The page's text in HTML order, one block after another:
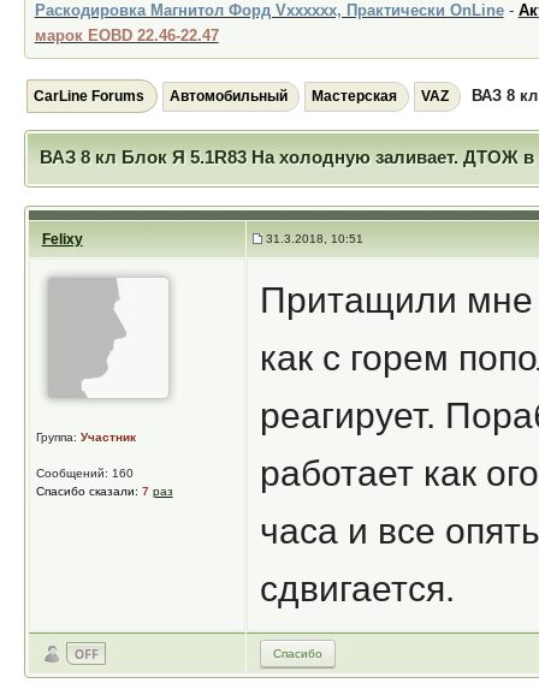
Раскодировка Магнитол Форд Vxxxxxx, Практически OnLine-
марок EOBD 22.46-22.47
CarLine Forums Автомобильный Мастерская VAZ ВАЗ 8
ВАЗ 8 кл Блок Я 5.1R83 На холодную заливает. ДТОЖ
Felixy 31.3.2018, 10:51
Группа: Участник
Сообщений: 160
Спасибо сказали: 7 раз
Притащили мне
как с горем
реагирует.
работает как
часа и все
сдвигается.
Спасибо